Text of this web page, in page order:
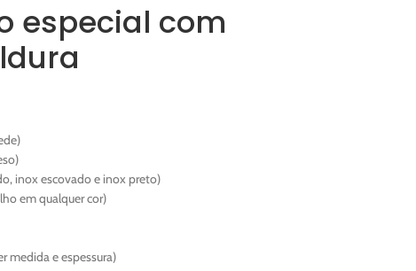
especial com
inox escovado e inox preto)
em qualquer cor)
medida e espessura)